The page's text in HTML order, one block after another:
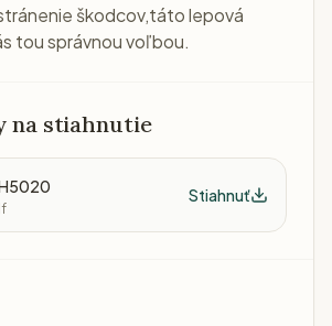
škodcov,táto lepová
tou správnou voľbou.
na stiahnutie
Stiahnuť